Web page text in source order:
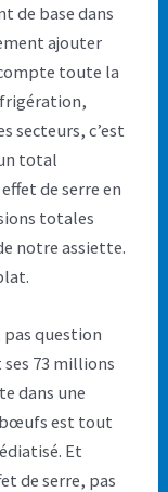
de base dans
ajouter
toute la
secteurs, c’est
total
de serre en
totales
notre assiette.
pas question
ses 73 millions
dans une
bœufs est tout
Et
de serre, pas